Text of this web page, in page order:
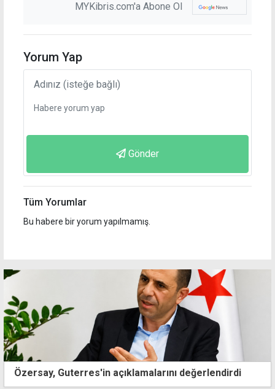
MYKibris.com'a Abone Ol
Yorum Yap
Gönder
Tüm Yorumlar
Bu habere bir yorum yapılmamış.
Özersay, Guterres'in açıklamalarını değerlendirdi